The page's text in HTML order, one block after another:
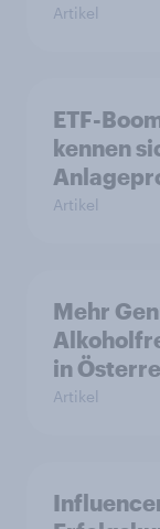
Artikel
ETF-
kennen
Artikel
Mehr
in
Artikel